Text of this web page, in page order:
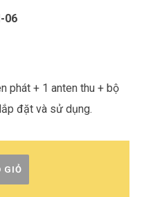
06
phát + 1 anten thu + bộ
đặt và sử dụng.
GIỎ